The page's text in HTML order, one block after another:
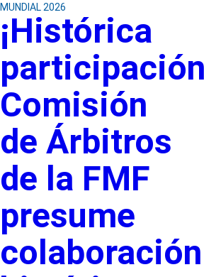
MUNDIAL 2026
¡Histórica
Comisión
de Árbitros
de la FMF
presume
colaboración